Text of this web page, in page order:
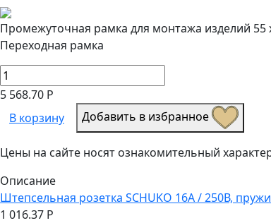
Промежуточная рамка для монтажа изделий 55
Переходная рамка
5 568.70 Р
В корзину
Добавить в избранное
Цены на сайте носят ознакомительный
Описание
Штепсельная розетка SCHUKO 16А / 250В,
1 016.37 Р